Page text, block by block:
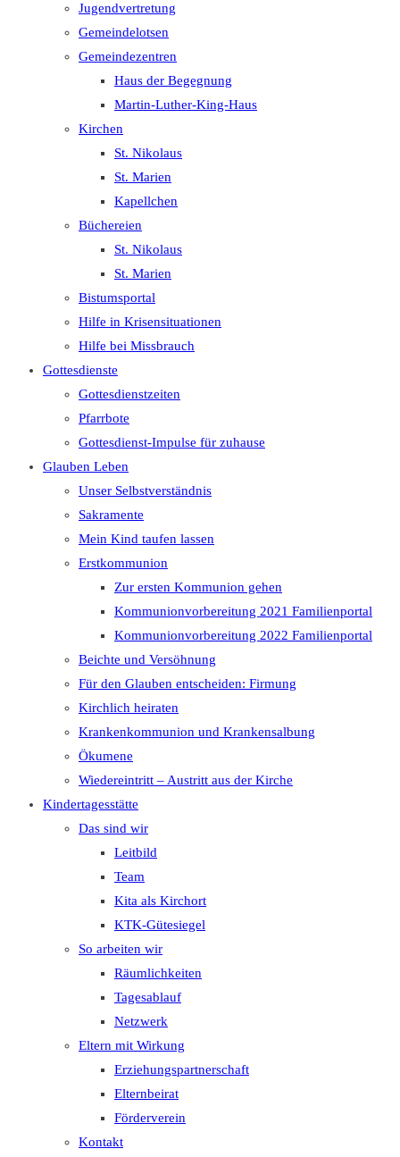
Jugendvertretung
Gemeindelotsen
Gemeindezentren
Haus der Begegnung
Martin-Luther-King-Haus
Kirchen
St. Nikolaus
St. Marien
Kapellchen
Büchereien
St. Nikolaus
St. Marien
Bistumsportal
Hilfe in Krisensituationen
Hilfe bei Missbrauch
Gottesdienste
Gottesdienstzeiten
Pfarrbote
Gottesdienst-Impulse für zuhause
Glauben Leben
Unser Selbstverständnis
Sakramente
Mein Kind taufen lassen
Erstkommunion
Zur ersten Kommunion gehen
Kommunionvorbereitung 2021 Familienportal
Kommunionvorbereitung 2022 Familienportal
Beichte und Versöhnung
Für den Glauben entscheiden: Firmung
Kirchlich heiraten
Krankenkommunion und Krankensalbung
Ökumene
Wiedereintritt – Austritt aus der Kirche
Kindertagesstätte
Das sind wir
Leitbild
Team
Kita als Kirchort
KTK-Gütesiegel
So arbeiten wir
Räumlichkeiten
Tagesablauf
Netzwerk
Eltern mit Wirkung
Erziehungspartnerschaft
Elternbeirat
Förderverein
Kontakt